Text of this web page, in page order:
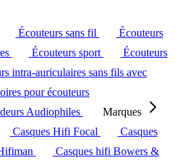
Écouteurs sans fil
Écouteurs
Écouteurs sport
Écouteurs
intra-auriculaires sans fils avec
pour écouteurs
Audiophiles
Marques
Casques Hifi Focal
Casques
Casques hifi Bowers &